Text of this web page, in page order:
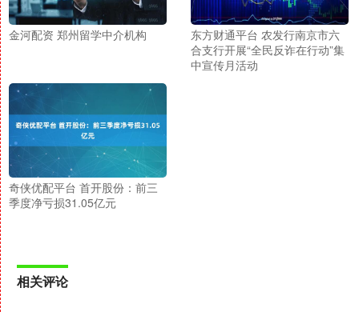
金河配资 郑州留学中介机构
东方财通平台 农发行南京市六
合支行开展“全民反诈在行动”集
中宣传月活动
奇侠优配平台 首开股份：前三
季度净亏损31.05亿元
相关评论